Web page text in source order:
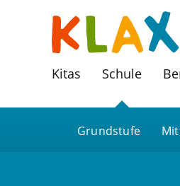
Kitas Schule
Grundstufe